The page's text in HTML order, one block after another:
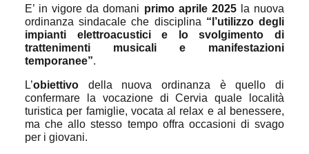
E’ in vigore da domani primo aprile 2025la nuova
ordinanza sindacale che disciplina “l’utilizzo degli
impianti elettroacustici e lo svolgimento di
trattenimenti musicali e manifestazioni
temporanee”.
L’obiettivo della nuova ordinanza è quello di
confermare la vocazione di Cervia quale località
turistica per famiglie, vocata al relax e al benessere,
ma che allo stesso tempo offra occasioni di svago
per i giovani.